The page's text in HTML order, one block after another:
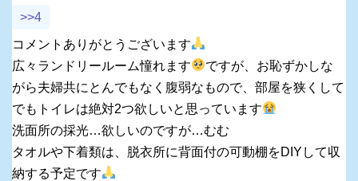
>>4
コメントありがとうございます
広々ランドリールーム憧れます
ですが、お恥ずかしな
がら夫婦共にとんでもなく腹弱なもので、部屋を狭くして
でもトイレは絶対2つ欲しいと思っています
洗面所の採光…欲しいのですが…むむ
タオルや下着類は、脱衣所に背面付の可動棚をDIYして収
納する予定です